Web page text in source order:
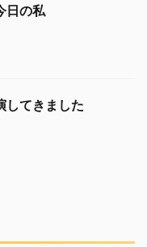
日の私
してきました